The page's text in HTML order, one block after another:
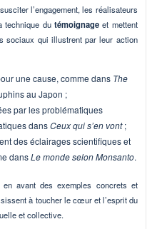
l’engagement, les réalisateurs
technique dutémoignage et mettent
sociaux qui illustrent par leur action
une cause, comme dans The
au Japon ;
par les problématiques
dansCeux qui s’en vont;
des éclairages scientifiques et
dansLe monde selon Monsanto.
avant des exemples concrets et
à toucher le cœur et l’esprit du
et collective.